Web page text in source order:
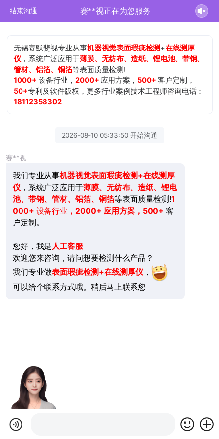
结束沟通 赛**视正在为您服务
无锡赛默斐视专业从事机器视觉表面瑕疵检测 +在线测厚
仪 ，系统广泛应用于薄膜、无纺布、造纸、锂电池、带钢、
管材、铝箔、铜箔等表面质量检测!
1000+ 设备行业，2000+ 应用方案， 500+客户定制，
50+专利及软件版权，更多行业案例技术工程师咨询电话：
18112358302
2026-08-10 05:33:50 开始沟通
赛**视
我们专业从事机器视觉表面瑕疵检测+在线测厚
仪 ，系统广泛应用于薄膜、无纺布、造纸、锂电
池、带钢、管材、铝箔、铜箔等表面质量检测!1
000+ 设备行业 ，2000+ 应用方案，500+ 客
户定制。
您好，我是 人工客服
欢迎您来咨询，请问想要检测什么产品？
我们专业做表面瑕疵检测+在线测厚仪 ，
可以给个联系方式哦。稍后马上联系您